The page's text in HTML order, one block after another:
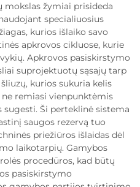
mokslas žymiai prisideda
specialiuosius
kurios išlaiko savo
apkrovos cikluose, kurie
Apkrovos pasiskirstymo
suprojektuotų sąsajų tarp
kurios sukuria kelis
remiasi vienpunktėmis
Ši perteklinė sistema
saugos rezervą tuo
priežiūros išlaidas dėl
laikotarpių. Gamybos
procedūros, kad būtų
pasiskirstymo